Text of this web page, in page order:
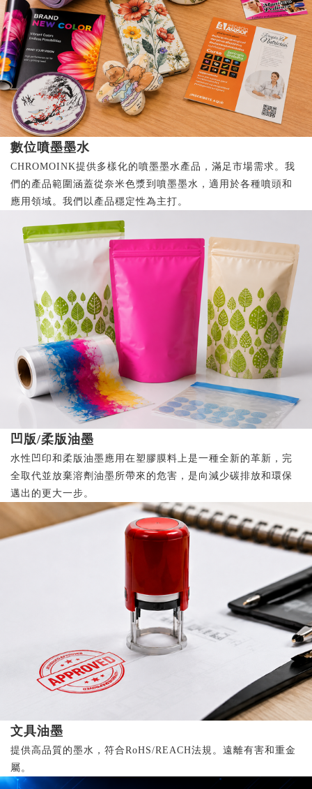
數位噴墨墨水
CHROMOINK提供多樣化的噴墨墨水產品，滿足市場需求。我
們的產品範圍涵蓋從奈米色漿到噴墨墨水，適用於各種噴頭和
應用領域。我們以產品穩定性為主打。
凹版/柔版油墨
水性凹印和柔版油墨應用在塑膠膜料上是一種全新的革新，完
全取代並放棄溶劑油墨所帶來的危害，是向減少碳排放和環保
邁出的更大一步。
文具油墨
提供高品質的墨水，符合RoHS/REACH法規。遠離有害和重金
屬。